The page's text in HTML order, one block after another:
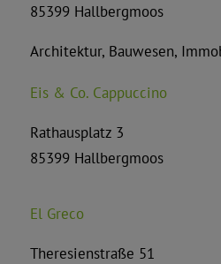
85399 Hallbergmoos
Architektur, Bauwesen,
Eis & Co. Cappuccino
Rathausplatz 3
85399 Hallbergmoos
El Greco
Theresienstraße 51